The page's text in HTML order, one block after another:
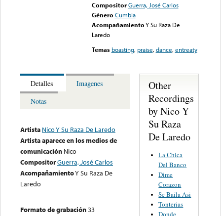
Compositor Guerra, José Carlos
Género Cumbia
AcompañamientoY Su Raza De
Laredo
Temas boasting, praise,dance,entreaty
Detalles
Imagenes
Notas
Artista Nico Y Su Raza De Laredo
Artista aparece en los medios de
comunicación Nico
CompositorGuerra, José Carlos
AcompañamientoY Su Raza De
Laredo
Formato de grabación33
Other
Recordings
by Nico Y
Su Raza
De Laredo
La Chica
Del Banco
Dime
Corazon
Se Baila Asi
Tonterias
Donde